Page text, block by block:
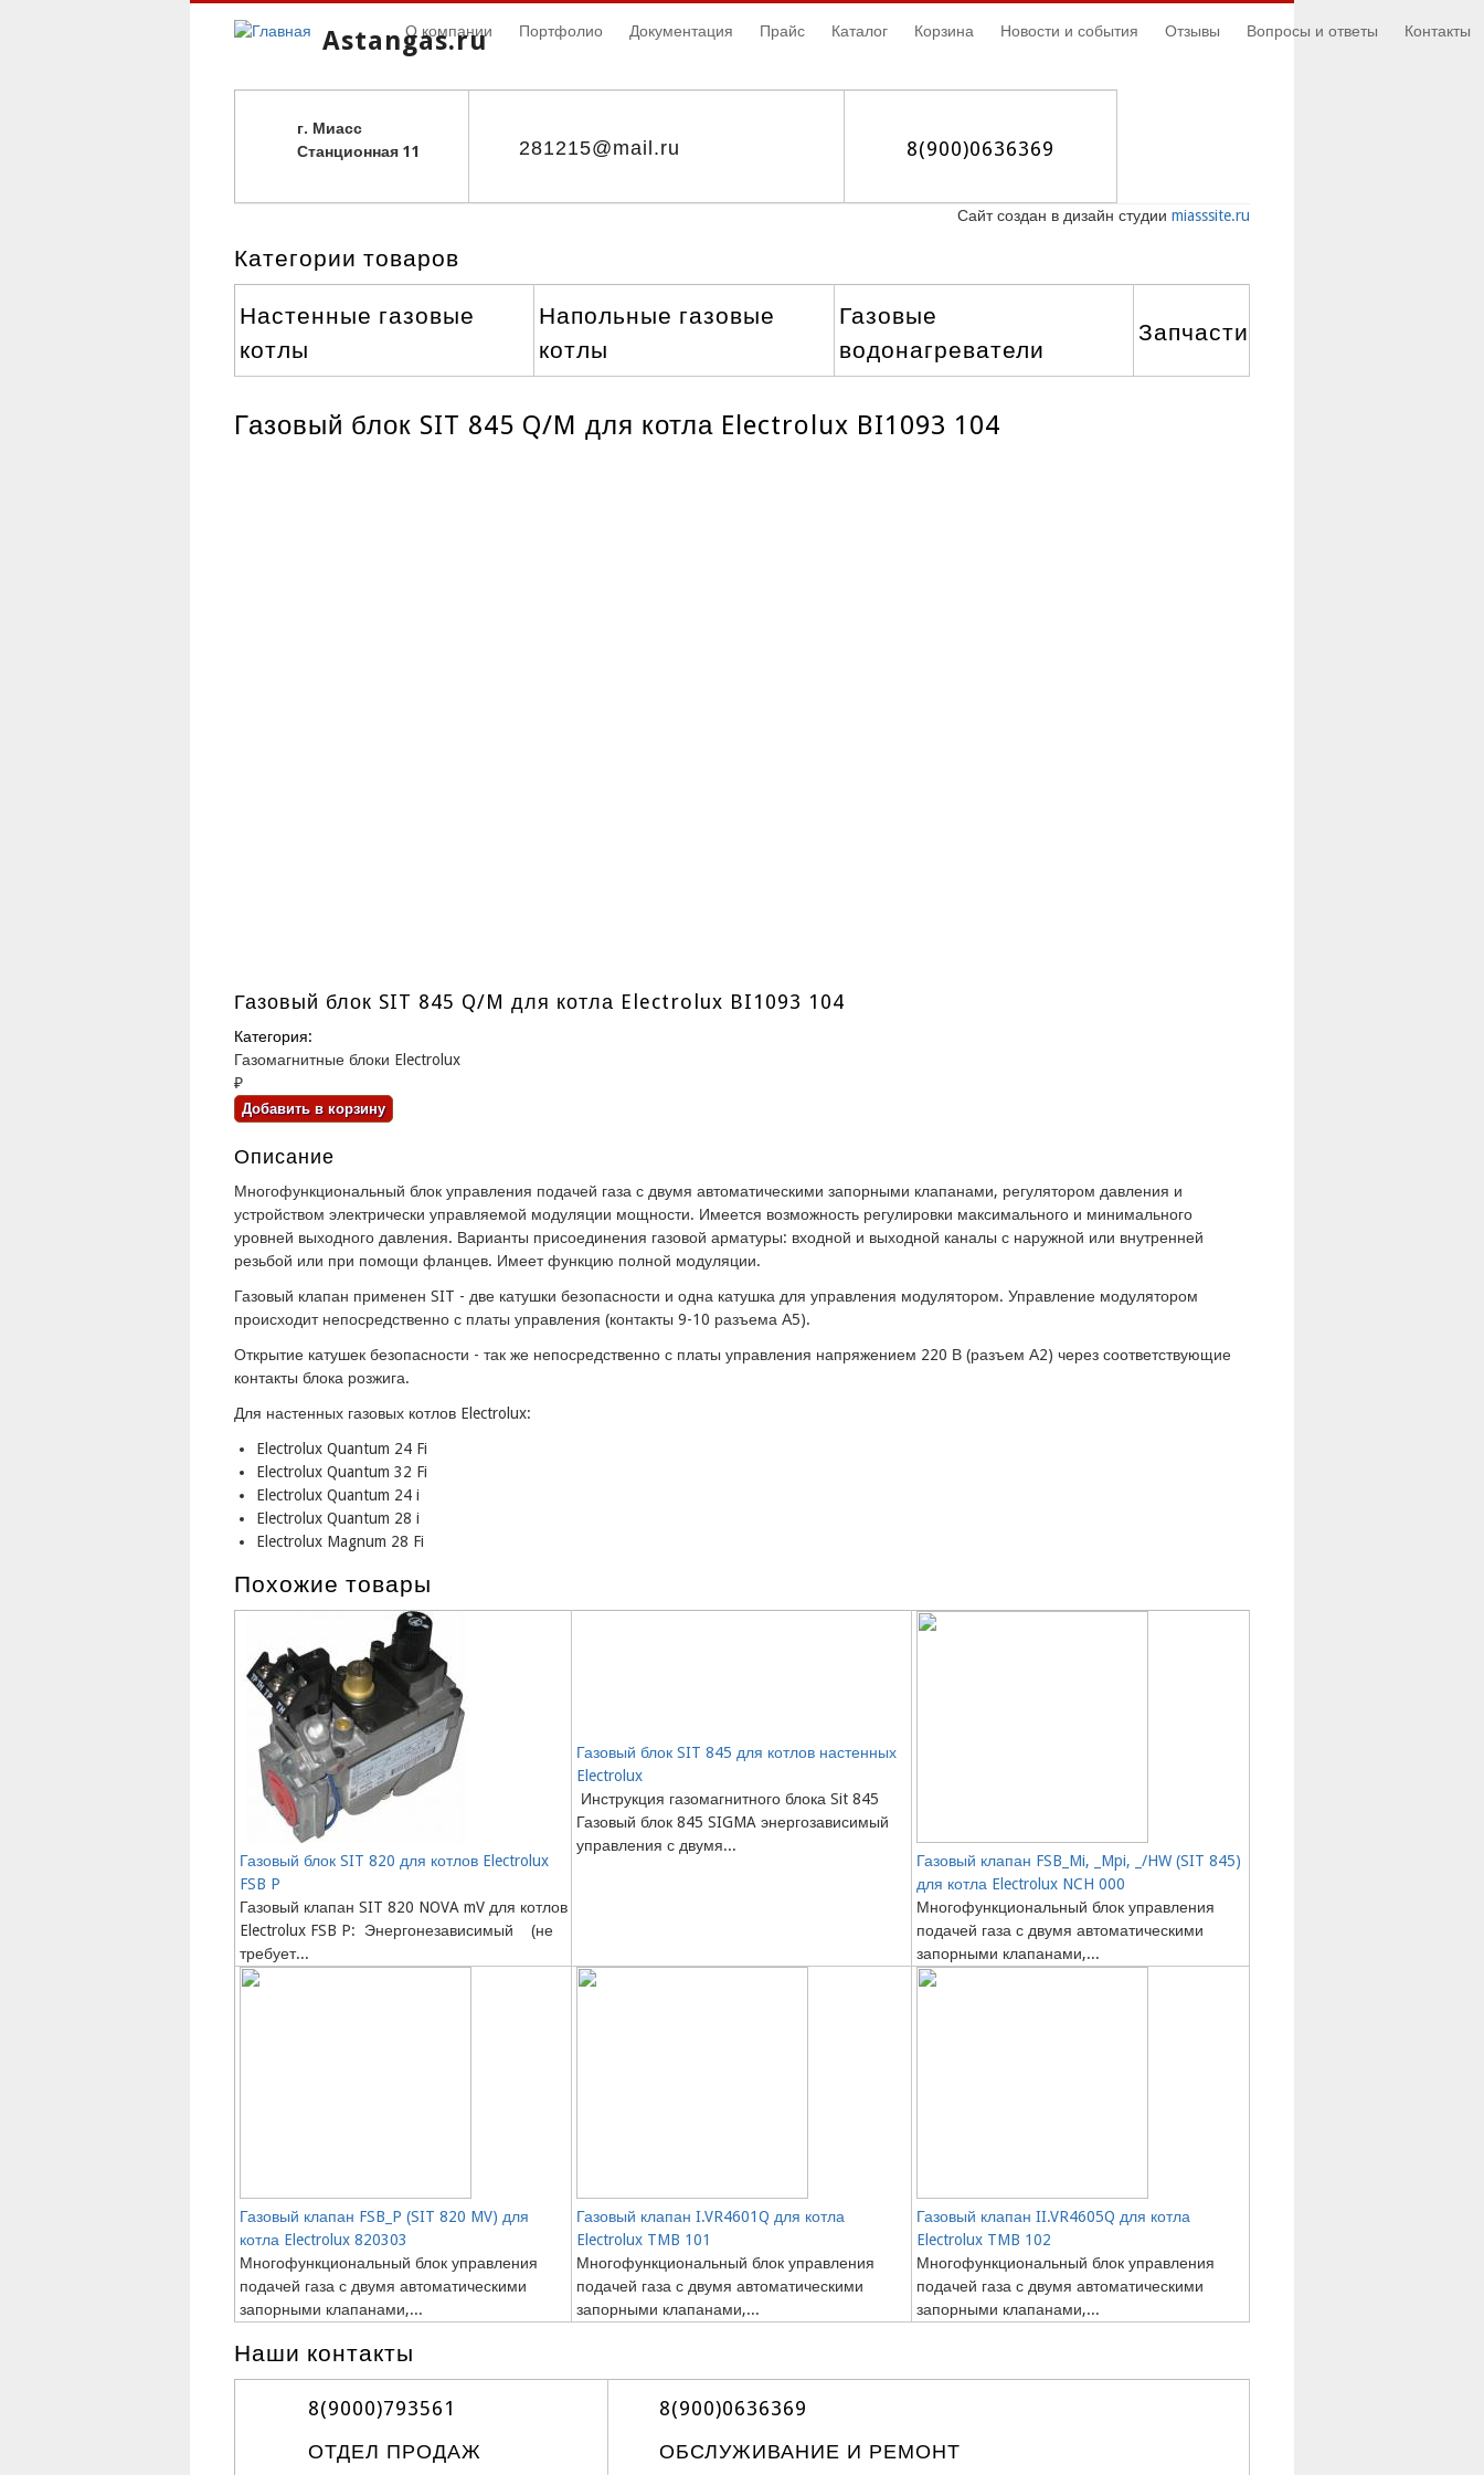
Astangas.ru
г. Миасс
Станционная 11 281215@mail.ru 8(900)0636369
О компании Портфолио Документация Прайс Каталог Корзина Новости и события Отзывы Вопросы и ответы Контакты
Сайт создан в дизайн студии miasssite.ru
Категории товаров
Настенные газовые
котлы
Напольные газовые
котлы
Газовые
водонагреватели
Запчасти
Газовый блок SIT 845 Q/M для котла Electrolux BI1093 104
Газовый блок SIT 845 Q/M для котла Electrolux BI1093 104
Категория:
Газомагнитные блоки Electrolux
₽
Описание
Многофункциональный блок управления подачей газа с двумя автоматическими запорными клапанами, регулятором давления и
устройством электрически управляемой модуляции мощности. Имеется возможность регулировки максимального и минимального
уровней выходного давления. Варианты присоединения газовой арматуры: входной и выходной каналы с наружной или внутренней
резьбой или при помощи фланцев. Имеет функцию полной модуляции.
Газовый клапан применен SIT - две катушки безопасности и одна катушка для управления модулятором. Управление модулятором
происходит непосредственно с платы управления (контакты 9-10 разъема А5).
Открытие катушек безопасности - так же непосредственно с платы управления напряжением 220 В (разъем А2) через соответствующие
контакты блока розжига.
Для настенных газовых котлов Electrolux:
Electrolux Quantum 24 Fi
Electrolux Quantum 32 Fi
Electrolux Quantum 24 i
Electrolux Quantum 28 i
Electrolux Magnum 28 Fi
Похожие товары
Газовый блок SIT 820 для котлов Electrolux
FSB P
Газовый клапан SIT 820 NOVA mV для котлов
Electrolux FSB P: Энергонезависимый (не
требует...
Газовый блок SIT 845 для котлов настенных
Electrolux
Инструкция газомагнитного блока Sit 845
Газовый блок 845 SIGMA энергозависимый
управления с двумя...
Газовый клапан FSB_Mi, _Mpi, _/HW (SIT 845)
для котла Electrolux NCH 000
Многофункциональный блок управления
подачей газа с двумя автоматическими
запорными клапанами,...
Газовый клапан FSB_P (SIT 820 MV) для
котла Electrolux 820303
Многофункциональный блок управления
подачей газа с двумя автоматическими
запорными клапанами,...
Газовый клапан I.VR4601Q для котла
Electrolux TMB 101
Многофункциональный блок управления
подачей газа с двумя автоматическими
запорными клапанами,...
Газовый клапан II.VR4605Q для котла
Electrolux TMB 102
Многофункциональный блок управления
подачей газа с двумя автоматическими
запорными клапанами,...
Наши контакты
8(9000)793561
ОТДЕЛ ПРОДАЖ
8(900)0636369
ОБСЛУЖИВАНИЕ И РЕМОНТ